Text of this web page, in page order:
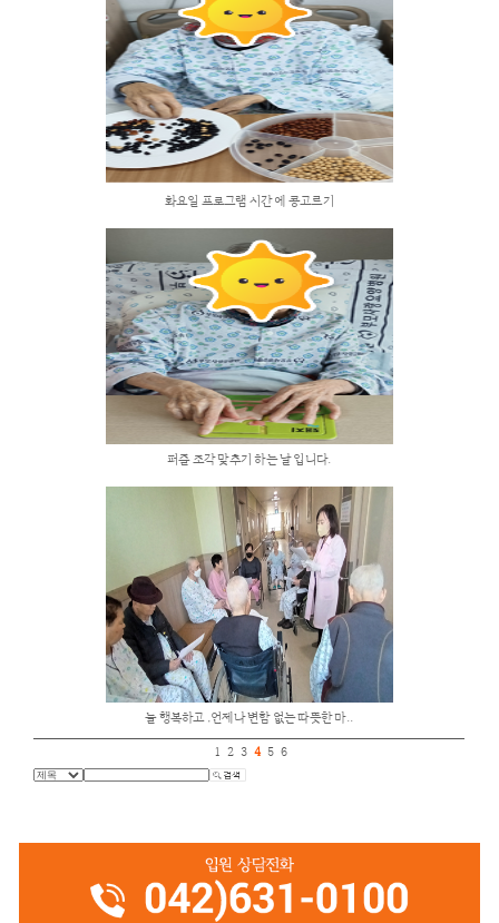
화요일 화사하게 웃는날 이죠
금요일 프로그램